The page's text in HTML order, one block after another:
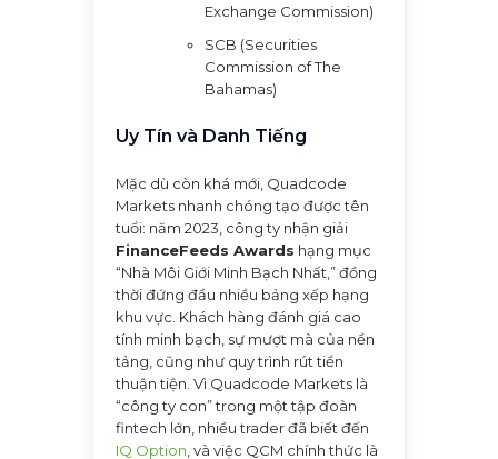
Exchange Commission)
SCB (Securities
Commission of The
Bahamas)
Uy Tín và Danh Tiếng
Mặc dù còn khá mới, Quadcode
Markets nhanh chóng tạo được tên
tuổi: năm 2023, công ty nhận giải
FinanceFeeds Awards hạng mục
“Nhà Môi Giới Minh Bạch Nhất,” đồng
thời đứng đầu nhiều bảng xếp hạng
khu vực. Khách hàng đánh giá cao
tính minh bạch, sự mượt mà của nền
tảng, cũng như quy trình rút tiền
thuận tiện. Vì Quadcode Markets là
“công ty con” trong một tập đoàn
fintech lớn, nhiều trader đã biết đến
IQ Option, và việc QCM chính thức là